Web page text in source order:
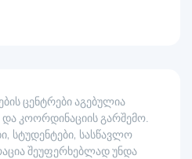
ცენტრები აგებულია
და კოორდინაციის გარშემო.
სტუდენტები, სასწავლო
შეუფერხებლად უნდა